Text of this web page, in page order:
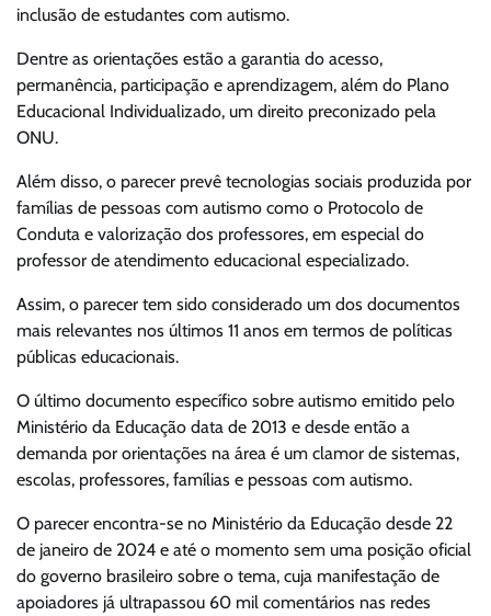
inclusão de estudantes com autismo.
Dentre as orientações estão a garantia do acesso,
permanência, participação e aprendizagem, além do Plano
Educacional Individualizado, um direito preconizado pela
ONU.
Além disso, o parecer prevê tecnologias sociais produzida por
famílias de pessoas com autismo como o Protocolo de
Conduta e valorização dos professores, em especial do
professor de atendimento educacional especializado.
Assim, o parecer tem sido considerado um dos documentos
mais relevantes nos últimos 11 anos em termos de políticas
públicas educacionais.
O último documento específico sobre autismo emitido pelo
Ministério da Educação data de 2013 e desde então a
demanda por orientações na área é um clamor de sistemas,
escolas, professores, famílias e pessoas com autismo.
O parecer encontra-se no Ministério da Educação desde 22
de janeiro de 2024 e até o momento sem uma posição oficial
do governo brasileiro sobre o tema, cuja manifestação de
apoiadores já ultrapassou 60 mil comentários nas redes